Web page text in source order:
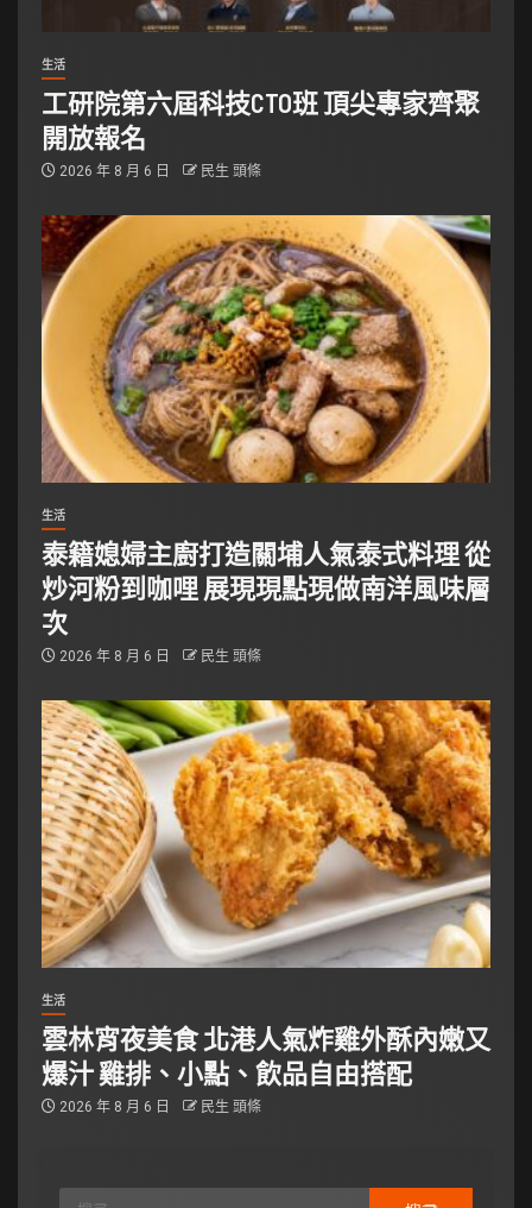
生活
工研院第六屆科技CTO班 頂尖專家齊聚
開放報名
2026 年 8 月 6 日 民生 頭條
生活
泰籍媳婦主廚打造關埔人氣泰式料理 從
炒河粉到咖哩 展現現點現做南洋風味層
次
2026 年 8 月 6 日 民生 頭條
生活
雲林宵夜美食 北港人氣炸雞外酥內嫩又
爆汁 雞排、小點、飲品自由搭配
2026 年 8 月 6 日 民生 頭條